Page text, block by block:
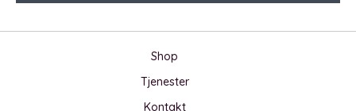
Shop
Tjenester
Kontakt